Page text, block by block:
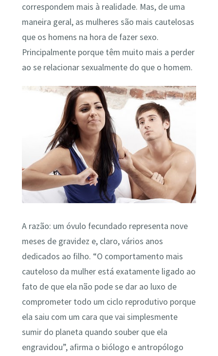
correspondem mais à realidade. Mas, de uma
maneira geral, as mulheres são mais cautelosas
que os homens na hora de fazer sexo.
Principalmente porque têm muito mais a perder
ao se relacionar sexualmente do que o homem.
A razão: um óvulo fecundado representa nove
meses de gravidez e, claro, vários anos
dedicados ao filho. “O comportamento mais
cauteloso da mulher está exatamente ligado ao
fato de que ela não pode se dar ao luxo de
comprometer todo um ciclo reprodutivo porque
ela saiu com um cara que vai simplesmente
sumir do planeta quando souber que ela
engravidou”, afirma o biólogo e antropólogo